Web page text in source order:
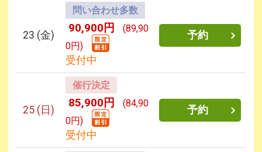
23 (金)
問い合わせ多数
90,900円
(89,90
0円)
受付中
予約
25 (日)
催行決定
85,900円
(84,90
0円)
受付中
予約